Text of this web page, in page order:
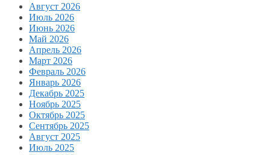
Август 2026
Июль 2026
Июнь 2026
Май 2026
Апрель 2026
Март 2026
Февраль 2026
Январь 2026
Декабрь 2025
Ноябрь 2025
Октябрь 2025
Сентябрь 2025
Август 2025
Июль 2025